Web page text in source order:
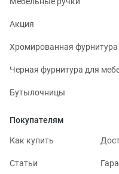
Акция
Хромированная фурнитура
Черная фурнитура для
Бутылочницы
Покупателям
Как купить
Статьи